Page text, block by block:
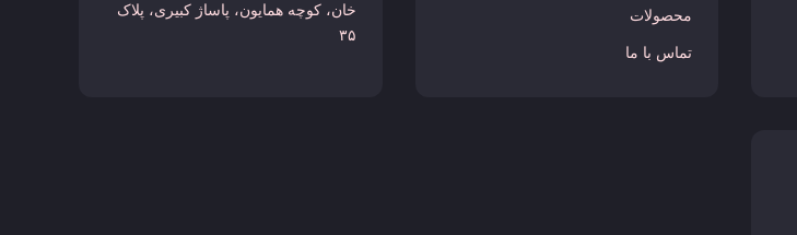
محصولات
تماس با ما
خان، کوچه همایون، پاساژ کبیری، پلاک
۳۵